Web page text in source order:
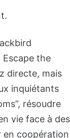
the
directe, mais
inquiétants
résoudre
vie face à des
en coopération